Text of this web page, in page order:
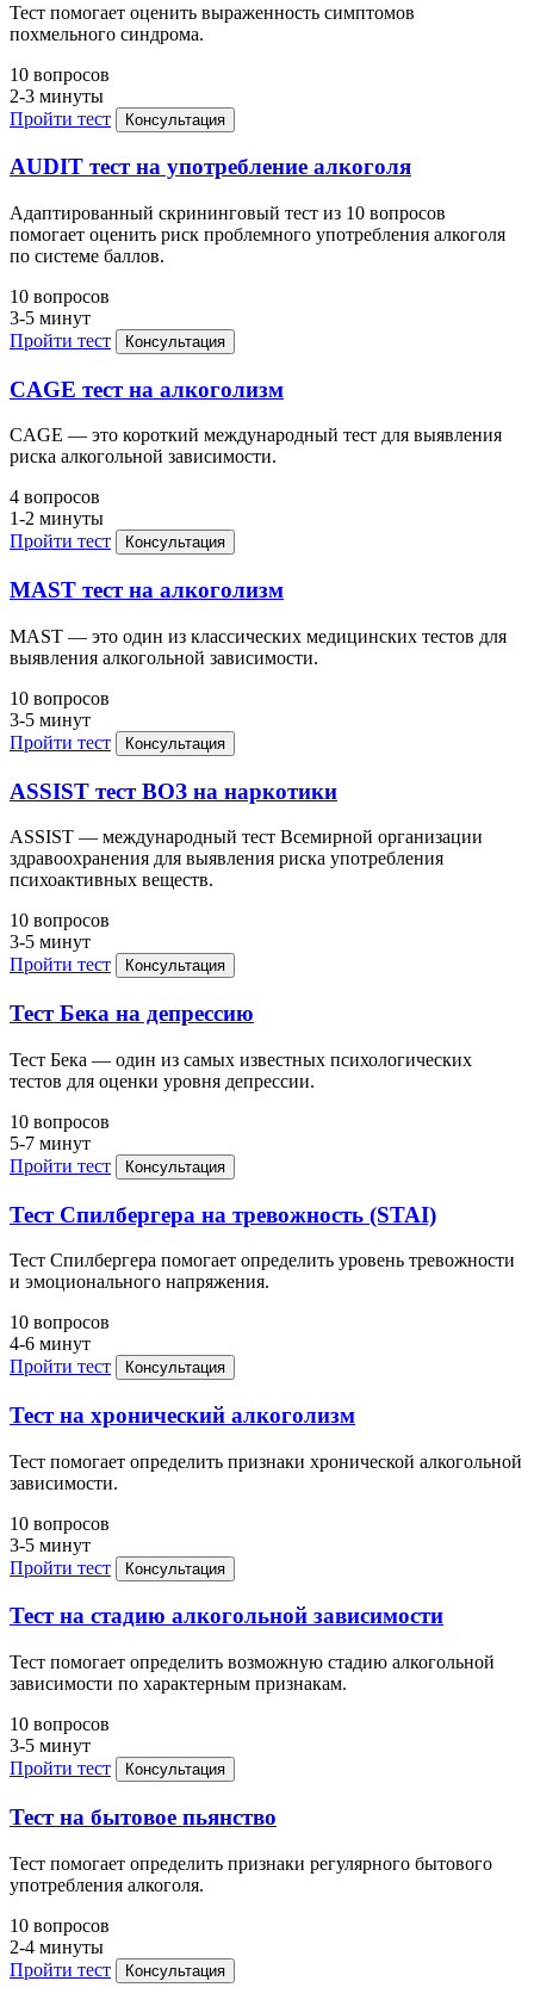
Тест помогает оценить выраженность симптомов
похмельного синдрома.
10 вопросов
2-3 минуты
Пройти тест
Консультация
AUDIT тест на употребление алкоголя
Адаптированный скрининговый тест из 10 вопросов
помогает оценить риск проблемного употребления алкоголя
по системе баллов.
10 вопросов
3-5 минут
Пройти тест
Консультация
CAGE тест на алкоголизм
CAGE — это короткий международный тест для выявления
риска алкогольной зависимости.
4 вопросов
1-2 минуты
Пройти тест
Консультация
MAST тест на алкоголизм
MAST — это один из классических медицинских тестов для
выявления алкогольной зависимости.
10 вопросов
3-5 минут
Пройти тест
Консультация
ASSIST тест ВОЗ на наркотики
ASSIST — международный тест Всемирной организации
здравоохранения для выявления риска употребления
психоактивных веществ.
10 вопросов
3-5 минут
Пройти тест
Консультация
Тест Бека на депрессию
Тест Бека — один из самых известных психологических
тестов для оценки уровня депрессии.
10 вопросов
5-7 минут
Пройти тест
Консультация
Тест Спилбергера на тревожность (STAI)
Тест Спилбергера помогает определить уровень тревожности
и эмоционального напряжения.
10 вопросов
4-6 минут
Пройти тест
Консультация
Тест на хронический алкоголизм
Тест помогает определить признаки хронической алкогольной
зависимости.
10 вопросов
3-5 минут
Пройти тест
Консультация
Тест на стадию алкогольной зависимости
Тест помогает определить возможную стадию алкогольной
зависимости по характерным признакам.
10 вопросов
3-5 минут
Пройти тест
Консультация
Тест на бытовое пьянство
Тест помогает определить признаки регулярного бытового
употребления алкоголя.
10 вопросов
2-4 минуты
Пройти тест
Консультация